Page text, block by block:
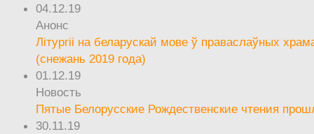
04.12.19
Анонс
Літургіі на беларускай мове ў праваслаўных
(снежань 2019 года)
01.12.19
Новость
Пятые Белорусские Рождественские чтения
30.11.19